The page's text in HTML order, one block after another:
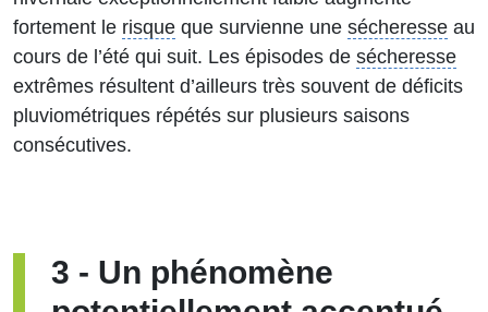
fortement le risque que survienne une sécheresse au
cours de l’été qui suit. Les épisodes de sécheresse
extrêmes résultent d’ailleurs très souvent de déficits
pluviométriques répétés sur plusieurs saisons
consécutives.
3 - Un phénomène